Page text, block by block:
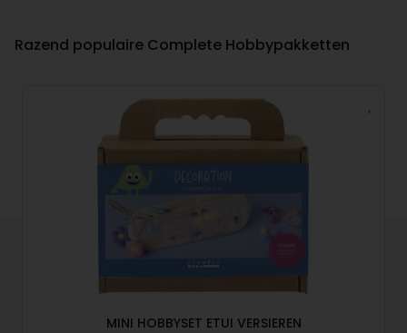
Razend populaire Complete Hobbypakketten
MINI HOBBYSET ETUI VERSIEREN